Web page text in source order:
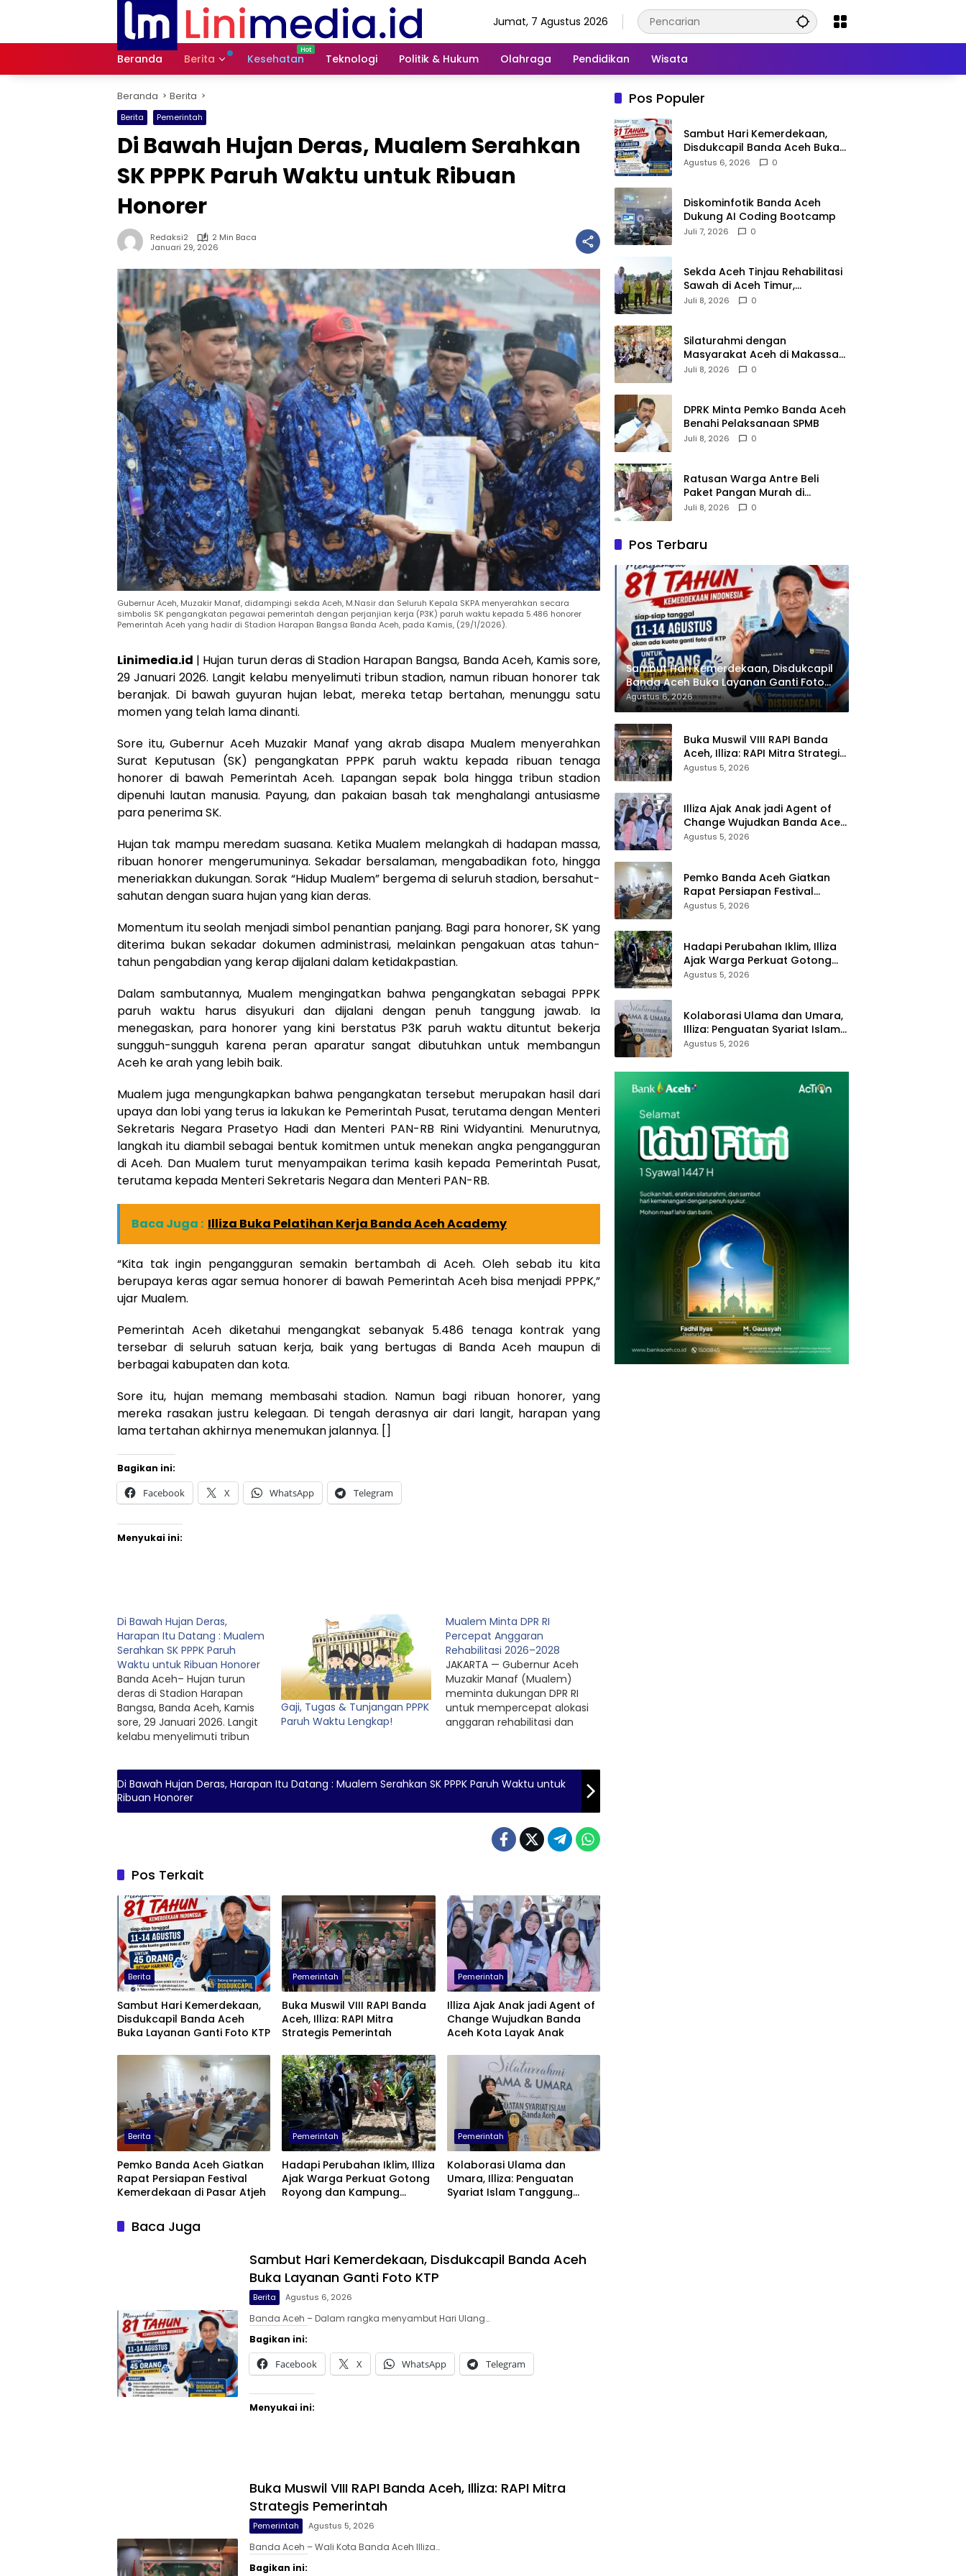
Jumat, 7 Agustus 2026
Beranda Berita Kesehatan Teknologi Politik & Hukum Olahraga Pendidikan Wisata
Beranda Berita
Berita Pemerintah
Di Bawah Hujan Deras, Mualem Serahkan
SK PPPK Paruh Waktu untuk Ribuan
Honorer
Redaksi2
2 Min Baca
Januari 29, 2026
Gubernur Aceh, Muzakir Manaf, didampingi sekda Aceh, M.Nasir dan Seluruh Kepala SKPA menyerahkan secara
simbolis SK pengangkatan pegawai pemerintah dengan perjanjian kerja (P3K) paruh waktu kepada 5.486 honorer
Pemerintah Aceh yang hadir di Stadion Harapan Bangsa Banda Aceh, pada Kamis, (29/1/2026).
Linimedia.id | Hujan turun deras di Stadion Harapan Bangsa, Banda Aceh, Kamis sore,
29 Januari 2026. Langit kelabu menyelimuti tribun stadion, namun ribuan honorer tak
beranjak. Di bawah guyuran hujan lebat, mereka tetap bertahan, menunggu satu
momen yang telah lama dinanti.
Sore itu, Gubernur Aceh Muzakir Manaf yang akrab disapa Mualem menyerahkan
Surat Keputusan (SK) pengangkatan PPPK paruh waktu kepada ribuan tenaga
honorer di bawah Pemerintah Aceh. Lapangan sepak bola hingga tribun stadion
dipenuhi lautan manusia. Payung, dan pakaian basah tak menghalangi antusiasme
para penerima SK.
Hujan tak mampu meredam suasana. Ketika Mualem melangkah di hadapan massa,
ribuan honorer mengerumuninya. Sekadar bersalaman, mengabadikan foto, hingga
meneriakkan dukungan. Sorak “Hidup Mualem” bergema di seluruh stadion, bersahut-
sahutan dengan suara hujan yang kian deras.
Momentum itu seolah menjadi simbol penantian panjang. Bagi para honorer, SK yang
diterima bukan sekadar dokumen administrasi, melainkan pengakuan atas tahun-
tahun pengabdian yang kerap dijalani dalam ketidakpastian.
Dalam sambutannya, Mualem mengingatkan bahwa pengangkatan sebagai PPPK
paruh waktu harus disyukuri dan dijalani dengan penuh tanggung jawab. Ia
menegaskan, para honorer yang kini berstatus P3K paruh waktu dituntut bekerja
sungguh-sungguh karena peran aparatur sangat dibutuhkan untuk membangun
Aceh ke arah yang lebih baik.
Mualem juga mengungkapkan bahwa pengangkatan tersebut merupakan hasil dari
upaya dan lobi yang terus ia lakukan ke Pemerintah Pusat, terutama dengan Menteri
Sekretaris Negara Prasetyo Hadi dan Menteri PAN-RB Rini Widyantini. Menurutnya,
langkah itu diambil sebagai bentuk komitmen untuk menekan angka pengangguran
di Aceh. Dan Mualem turut menyampaikan terima kasih kepada Pemerintah Pusat,
terutama kepada Menteri Sekretaris Negara dan Menteri PAN-RB.
Baca Juga : Illiza Buka Pelatihan Kerja Banda Aceh Academy
“Kita tak ingin pengangguran semakin bertambah di Aceh. Oleh sebab itu kita
berupaya keras agar semua honorer di bawah Pemerintah Aceh bisa menjadi PPPK,”
ujar Mualem.
Pemerintah Aceh diketahui mengangkat sebanyak 5.486 tenaga kontrak yang
tersebar di seluruh satuan kerja, baik yang bertugas di Banda Aceh maupun di
berbagai kabupaten dan kota.
Sore itu, hujan memang membasahi stadion. Namun bagi ribuan honorer, yang
mereka rasakan justru kelegaan. Di tengah derasnya air dari langit, harapan yang
lama tertahan akhirnya menemukan jalannya. []
Bagikan ini:
Facebook X WhatsApp Telegram
Menyukai ini:
Di Bawah Hujan Deras,
Harapan Itu Datang : Mualem
Serahkan SK PPPK Paruh
Waktu untuk Ribuan Honorer
Banda Aceh– Hujan turun
deras di Stadion Harapan
Bangsa, Banda Aceh, Kamis
sore, 29 Januari 2026. Langit
kelabu menyelimuti tribun
bawah guyuran hujan lebat,
mereka tetap bertahan,
menunggu satu momen
Gaji, Tugas & Tunjangan PPPK
Paruh Waktu Lengkap!
Mualem Minta DPR RI
Percepat Anggaran
Rehabilitasi 2026–2028
JAKARTA — Gubernur Aceh
Muzakir Manaf (Mualem)
meminta dukungan DPR RI
untuk mempercepat alokasi
anggaran rehabilitasi dan
masyarakat terdampak
Penanganan Bencana DPR RI
di Gedung Nusantara IV DPR
Di Bawah Hujan Deras, Harapan Itu Datang : Mualem Serahkan SK PPPK Paruh Waktu untuk
Ribuan Honorer
Pos Terkait
Berita
Sambut Hari Kemerdekaan,
Disdukcapil Banda Aceh
Buka Layanan Ganti Foto KTP
Pemerintah
Buka Muswil VIII RAPI Banda
Aceh, Illiza: RAPI Mitra
Strategis Pemerintah
Pemerintah
Illiza Ajak Anak jadi Agent of
Change Wujudkan Banda
Aceh Kota Layak Anak
Berita
Pemko Banda Aceh Giatkan
Rapat Persiapan Festival
Kemerdekaan di Pasar Atjeh
Pemerintah
Hadapi Perubahan Iklim, Illiza
Ajak Warga Perkuat Gotong
Royong dan Kampung
Pemerintah
Kolaborasi Ulama dan
Umara, Illiza: Penguatan
Syariat Islam Tanggung
Baca Juga
Sambut Hari Kemerdekaan, Disdukcapil Banda Aceh
Buka Layanan Ganti Foto KTP
Berita Agustus 6, 2026
Banda Aceh – Dalam rangka menyambut Hari Ulang…
Bagikan ini:
Facebook X WhatsApp Telegram
Menyukai ini:
Buka Muswil VIII RAPI Banda Aceh, Illiza: RAPI Mitra
Strategis Pemerintah
Pemerintah Agustus 5, 2026
Banda Aceh – Wali Kota Banda Aceh Illiza…
Bagikan ini:
Pos Populer
Sambut Hari Kemerdekaan,
Disdukcapil Banda Aceh Buka
Layanan Ganti Foto KTP
Agustus 6, 2026 0
Diskominfotik Banda Aceh
Dukung AI Coding Bootcamp
Juli 7, 2026 0
Sekda Aceh Tinjau Rehabilitasi
Sawah di Aceh Timur,
Targetkan Tanam Juli
Juli 8, 2026 0
Silaturahmi dengan
Masyarakat Aceh di Makassar,
Kak Na Mengaku Bangga atas
Juli 8, 2026 0
DPRK Minta Pemko Banda Aceh
Benahi Pelaksanaan SPMB
Juli 8, 2026 0
Ratusan Warga Antre Beli
Paket Pangan Murah di
Simpang Tiga
Juli 8, 2026 0
Pos Terbaru
Sambut Hari Kemerdekaan, Disdukcapil
Banda Aceh Buka Layanan Ganti Foto
KTP
Agustus 6, 2026
Buka Muswil VIII RAPI Banda
Aceh, Illiza: RAPI Mitra Strategis
Pemerintah
Agustus 5, 2026
Illiza Ajak Anak jadi Agent of
Change Wujudkan Banda Aceh
Kota Layak Anak
Agustus 5, 2026
Pemko Banda Aceh Giatkan
Rapat Persiapan Festival
Kemerdekaan di Pasar Atjeh
Agustus 5, 2026
Hadapi Perubahan Iklim, Illiza
Ajak Warga Perkuat Gotong
Royong dan Kampung Proklim
Agustus 5, 2026
Kolaborasi Ulama dan Umara,
Illiza: Penguatan Syariat Islam
Tanggung Jawab Bersama
Agustus 5, 2026